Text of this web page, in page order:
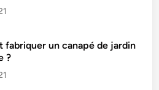
fabriquer un canapé de jardin
?